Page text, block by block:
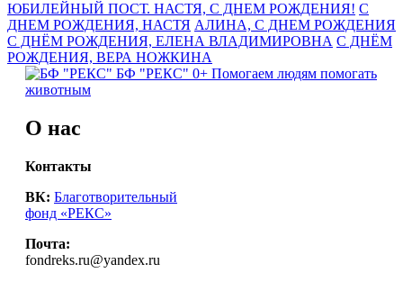
ЮБИЛЕЙНЫЙ ПОСТ. НАСТЯ, С ДНЕМ РОЖДЕНИЯ! С
ДНЕМ РОЖДЕНИЯ, НАСТЯ АЛИНА, С ДНЕМ РОЖДЕНИЯ
С ДНЁМ РОЖДЕНИЯ, ЕЛЕНА ВЛАДИМИРОВНА С ДНЁМ
РОЖДЕНИЯ, ВЕРА НОЖКИНА
БФ "РЕКС" 0+ Помогаем людям помогать
животным
О нас
Контакты
ВК: Благотворительный
фонд «РЕКС»
Почта:
fondreks.ru@yandex.ru